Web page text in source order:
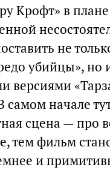
Крофт» в плане
не
убийцы», но
версиями
начале
сцена — про
тем фильм
и